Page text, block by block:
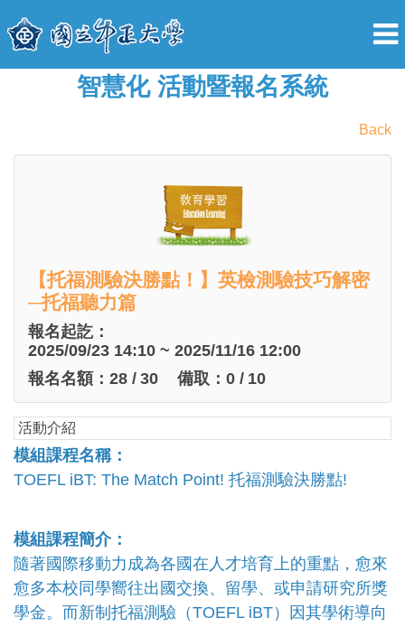
智慧化 活動暨報名系統
Back
【托福測驗決勝點！】英檢測驗技巧解密
─托福聽力篇
報名起訖：
2025/09/23 14:10 ~ 2025/11/16 12:00
報名名額： 28 / 30 備取： 0 / 10
活動介紹
模組課程名稱：
TOEFL iBT: The Match Point! 托福測驗決勝點!
模組課程簡介：
隨著國際移動力成為各國在人才培育上的重點，愈來
愈多本校同學嚮往出國交換、留學、或申請研究所獎
學金。而新制托福測驗（TOEFL iBT）因其學術導向